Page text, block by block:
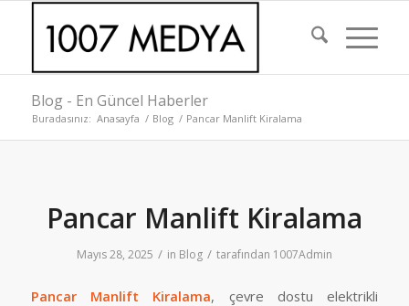
Blog - En Güncel Haberler
Buradasınız: Anasayfa / Blog / Pancar Manlift Kiralama
Pancar Manlift Kiralama
Mayıs 28, 2025 / in Blog / tarafından 1007Admin
Pancar Manlift Kiralama, çevre dostu elektrikli